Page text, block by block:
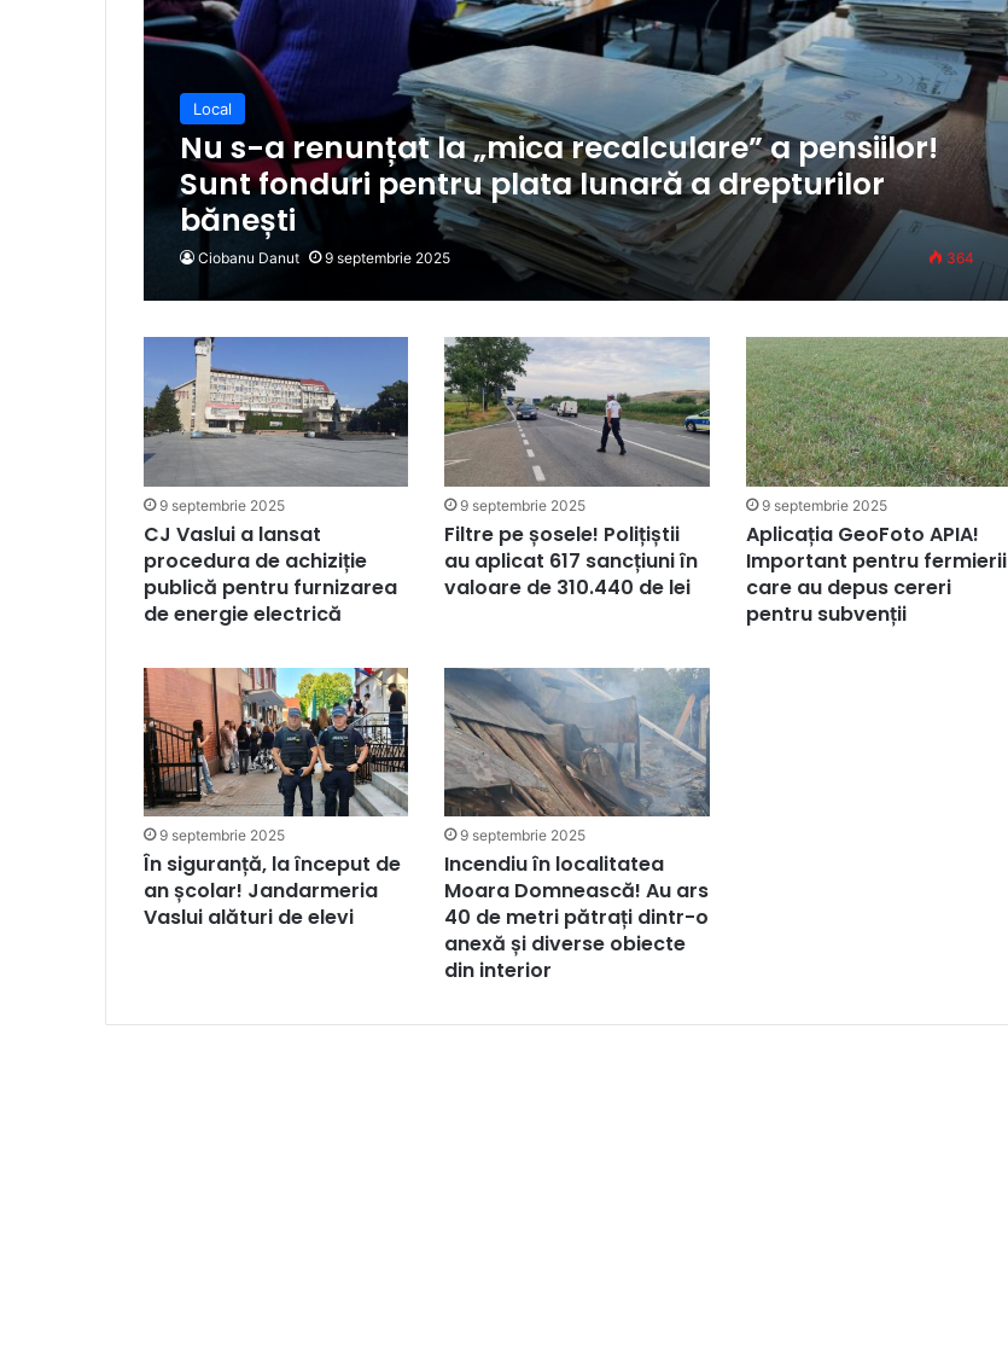
Local
Nu s-a renunțat la „mica recalculare” a pensiilor!
Sunt fonduri pentru plata lunară a drepturilor
bănești
Ciobanu Danut 9 septembrie 2025 364
9 septembrie 2025
CJ Vaslui a lansat
procedura de achiziție
publică pentru furnizarea
de energie electrică
9 septembrie 2025
Filtre pe șosele! Polițiștii
au aplicat 617 sancțiuni în
valoare de 310.440 de lei
9 septembrie 2025
Aplicația GeoFoto APIA!
Important pentru fermierii
care au depus cereri
pentru subvenții
9 septembrie 2025
În siguranță, la început de
an școlar! Jandarmeria
Vaslui alături de elevi
9 septembrie 2025
Incendiu în localitatea
Moara Domnească! Au ars
40 de metri pătrați dintr-o
anexă și diverse obiecte
din interior